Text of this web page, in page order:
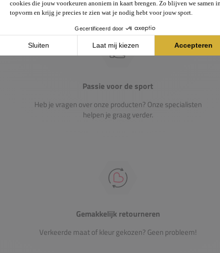
Passie voor de sport
Heb je vragen over onze producten? Onze specialisten
helpen je graag verder.
Gemakkelijk retourneren
Verkeerde maat of kleur gekozen? Geen probleem!